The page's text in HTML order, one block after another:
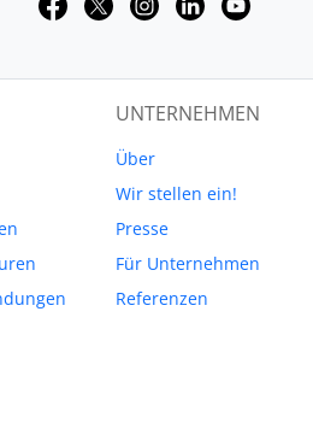
UNTERNEHMEN
Über
Wir stellen ein!
Presse
Für Unternehmen
Referenzen